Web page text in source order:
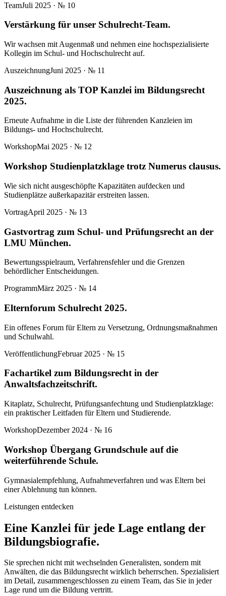
TeamJuli 2025 · № 10
Verstärkung für unser Schulrecht-Team.
Wir wachsen mit Augenmaß und nehmen eine hochspezialisierte
Kollegin im Schul- und Hochschulrecht auf.
AuszeichnungJuni 2025 · № 11
Auszeichnung als TOP Kanzlei im Bildungsrecht
2025.
Erneute Aufnahme in die Liste der führenden Kanzleien im
Bildungs- und Hochschulrecht.
WorkshopMai 2025 · № 12
Workshop Studienplatzklage trotz Numerus clausus.
Wie sich nicht ausgeschöpfte Kapazitäten aufdecken und
Studienplätze außerkapazitär erstreiten lassen.
VortragApril 2025 · № 13
Gastvortrag zum Schul- und Prüfungsrecht an der
LMU München.
Bewertungsspielraum, Verfahrensfehler und die Grenzen
behördlicher Entscheidungen.
ProgrammMärz 2025 · № 14
Elternforum Schulrecht 2025.
Ein offenes Forum für Eltern zu Versetzung, Ordnungsmaßnahmen
und Schulwahl.
VeröffentlichungFebruar 2025 · № 15
Fachartikel zum Bildungsrecht in der
Anwaltsfachzeitschrift.
Kitaplatz, Schulrecht, Prüfungsanfechtung und Studienplatzklage:
ein praktischer Leitfaden für Eltern und Studierende.
WorkshopDezember 2024 · № 16
Workshop Übergang Grundschule auf die
weiterführende Schule.
Gymnasialempfehlung, Aufnahmeverfahren und was Eltern bei
einer Ablehnung tun können.
Leistungen entdecken
Eine Kanzlei für jede Lage entlang der
Bildungsbiografie.
Sie sprechen nicht mit wechselnden Generalisten, sondern mit
Anwälten, die das Bildungsrecht wirklich beherrschen. Spezialisiert
im Detail, zusammengeschlossen zu einem Team, das Sie in jeder
Lage rund um die Bildung vertritt.